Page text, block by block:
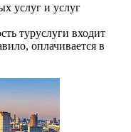
услуг и услуг
туруслуги входит
оплачивается в